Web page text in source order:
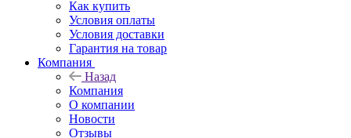
Как купить
Условия оплаты
Условия доставки
Гарантия на товар
Компания
Назад
Компания
О компании
Новости
Отзывы